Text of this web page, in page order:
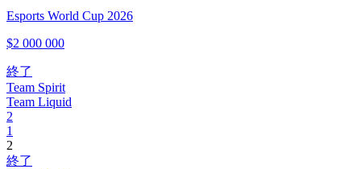
Esports World Cup 2026
$2 000 000
終了
Team Spirit
Team Liquid
2
1
2
終了